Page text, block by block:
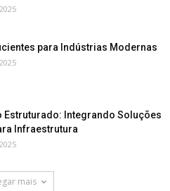
para Indústrias Modernas
Estruturado: Integrando Soluções
Infraestrutura
mais